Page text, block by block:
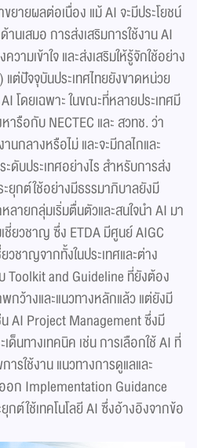
ยายผลต่อเนื่อง แม้ AI จะมีประโยชน์
เสมอ การส่งเสริมการใช้งาน AI
ามเข้าใจ และส่งเสริมให้รู้จักใช้อย่าง
ต่ปัจจุบันประเทศไทยยังขาดหน่วย
โดยเฉพาะ ในขณะที่หลายประเทศมี
หารือกับ NECTEC และ สวทช. ว่า
นกลางหรือไม่ และจะมีกลไกและ
ดับประเทศอย่างไร สำหรับการส่ง
ะยุกต์ใช้อย่างมีธรรมาภิบาลยังมี
ายกลุ่มเริ่มตื่นตัวและสนใจนำ AI มา
ชี่ยวชาญ ซึ่ง ETDA มีศูนย์ AIGC
ชาญจากทั้งในประเทศและต่าง
Toolkit and Guideline ที่ยังต้อง
ว้างและแนวทางหลักแล้ว แต่ยังมี
AI Project Management ซึ่งมี
นทางเทคนิค เช่น การเลือกใช้ AI ที่
ารใช้งาน แนวทางการดูแลและ
ก Implementation Guidance
กต์ใช้เทคโนโลยี AI ซึ่งอ้างอิงจากข้อ